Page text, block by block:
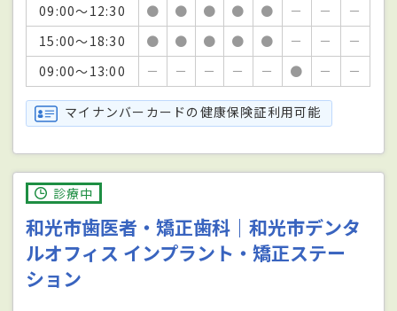
09:00～12:30
● ● ● ● ● － －
－
15:00～18:30
● ● ● ● ● － －
－
09:00～13:00
－ － － － － ● － －
マイナンバーカードの健康保険証利用可能
診療中
和光市歯医者・矯正歯科｜和光市デンタ
ルオフィス インプラント・矯正ステー
ション